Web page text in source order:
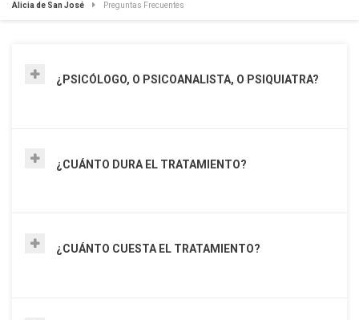
Alicia de San José Preguntas Frecuentes
¿PSICÓLOGO, O PSICOANALISTA, O PSIQUIATRA?
¿CUÁNTO DURA EL TRATAMIENTO?
¿CUÁNTO CUESTA EL TRATAMIENTO?